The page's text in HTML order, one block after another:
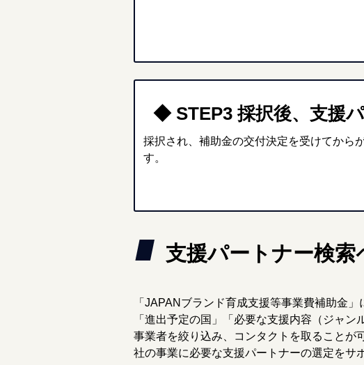
◆ STEP3 採択後、支援
採択され、補助金の交付決定を受けてから
す。
支援パートナー検索
「JAPANブランド育成支援等事業費補助金
「進出予定の国」「必要な支援内容（ジャ
事業者を絞り込み、コンタクトを取ることが
社の事業に必要な支援パートナーの選定をサ